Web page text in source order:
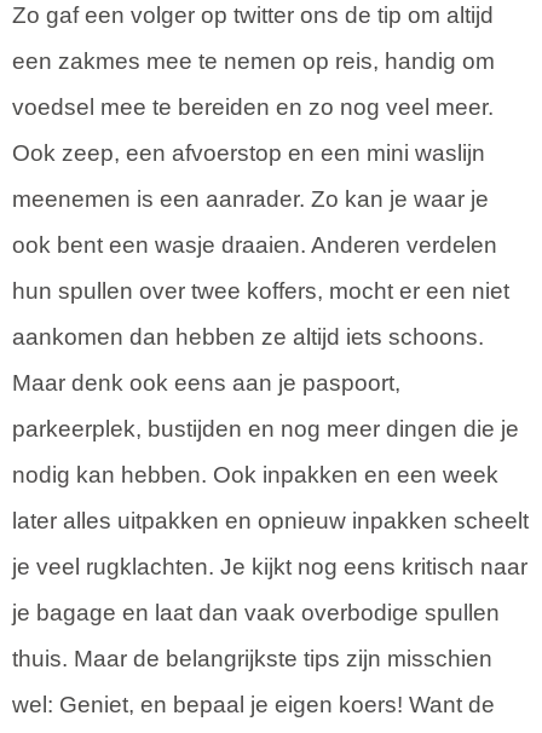
Zo gaf een volger op twitter ons de tip om altijd
een zakmes mee te nemen op reis, handig om
voedsel mee te bereiden en zo nog veel meer.
Ook zeep, een afvoerstop en een mini waslijn
meenemen is een aanrader. Zo kan je waar je
ook bent een wasje draaien. Anderen verdelen
hun spullen over twee koffers, mocht er een niet
aankomen dan hebben ze altijd iets schoons.
Maar denk ook eens aan je paspoort,
parkeerplek, bustijden en nog meer dingen die je
nodig kan hebben. Ook inpakken en een week
later alles uitpakken en opnieuw inpakken scheelt
je veel rugklachten. Je kijkt nog eens kritisch naar
je bagage en laat dan vaak overbodige spullen
thuis. Maar de belangrijkste tips zijn misschien
wel: Geniet, en bepaal je eigen koers! Want de